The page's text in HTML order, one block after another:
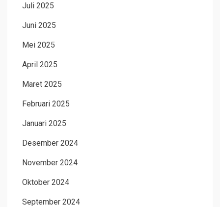
Juli 2025
Juni 2025
Mei 2025
April 2025
Maret 2025
Februari 2025
Januari 2025
Desember 2024
November 2024
Oktober 2024
September 2024